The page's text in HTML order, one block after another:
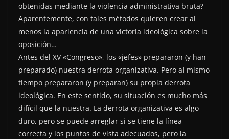
obtenidas mediante la violencia administrativa bruta?
Aparentemente, con tales métodos quieren crear al
menos la apariencia de una victoria ideológica sobre la
oposición…
Antes del XV «Congreso», los «jefes» prepararon (y han
preparado) nuestra derrota organizativa. Pero al mismo
tiempo prepararon (y preparan) su propia derrota
ideológica. En este sentido, su situación es mucho más
difícil que la nuestra. La derrota organizativa es algo
duro, pero se puede arreglar si se tiene la línea
correcta y los puntos de vista adecuados, pero la